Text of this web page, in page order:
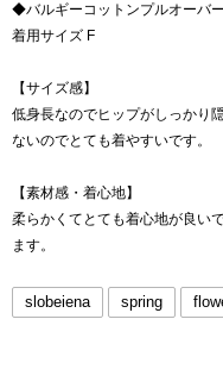
◆バルギーコットンプルオーバー
着用サイズ F
【サイズ感】
低身長なのでヒップがしっかり
ないのでとても着やすいです。
【素材感・着心地】
柔らかくてとても着心地が良い
ます。
slobeiena spring